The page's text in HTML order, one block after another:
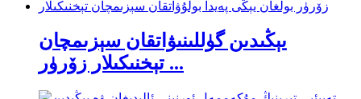
يېڭىدىن گۈللىنىۋاتقان سېزىمچان
تېخنىكىلار زۆرۈر ...